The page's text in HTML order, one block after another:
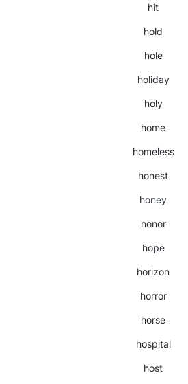
hit
hold
hole
holiday
holy
home
homeless
honest
honey
honor
hope
horizon
horror
horse
hospital
host